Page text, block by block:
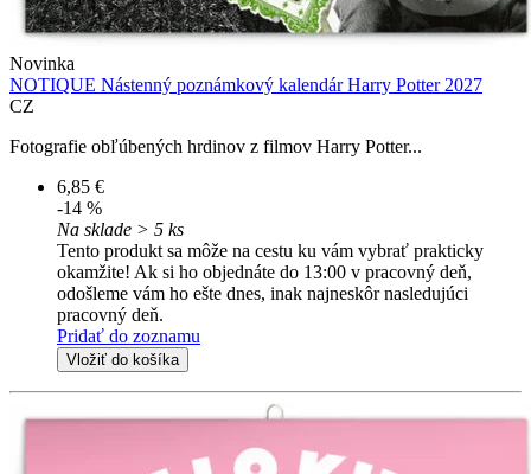
Novinka
NOTIQUE Nástenný poznámkový kalendár Harry Potter 2027
CZ
Fotografie obľúbených hrdinov z filmov Harry Potter...
6,85 €
-14 %
Na sklade > 5 ks
Tento produkt sa môže na cestu ku vám vybrať prakticky
okamžite! Ak si ho objednáte do 13:00 v pracovný deň,
odošleme vám ho ešte dnes, inak najneskôr nasledujúci
pracovný deň.
Pridať do zoznamu
Vložiť do košíka